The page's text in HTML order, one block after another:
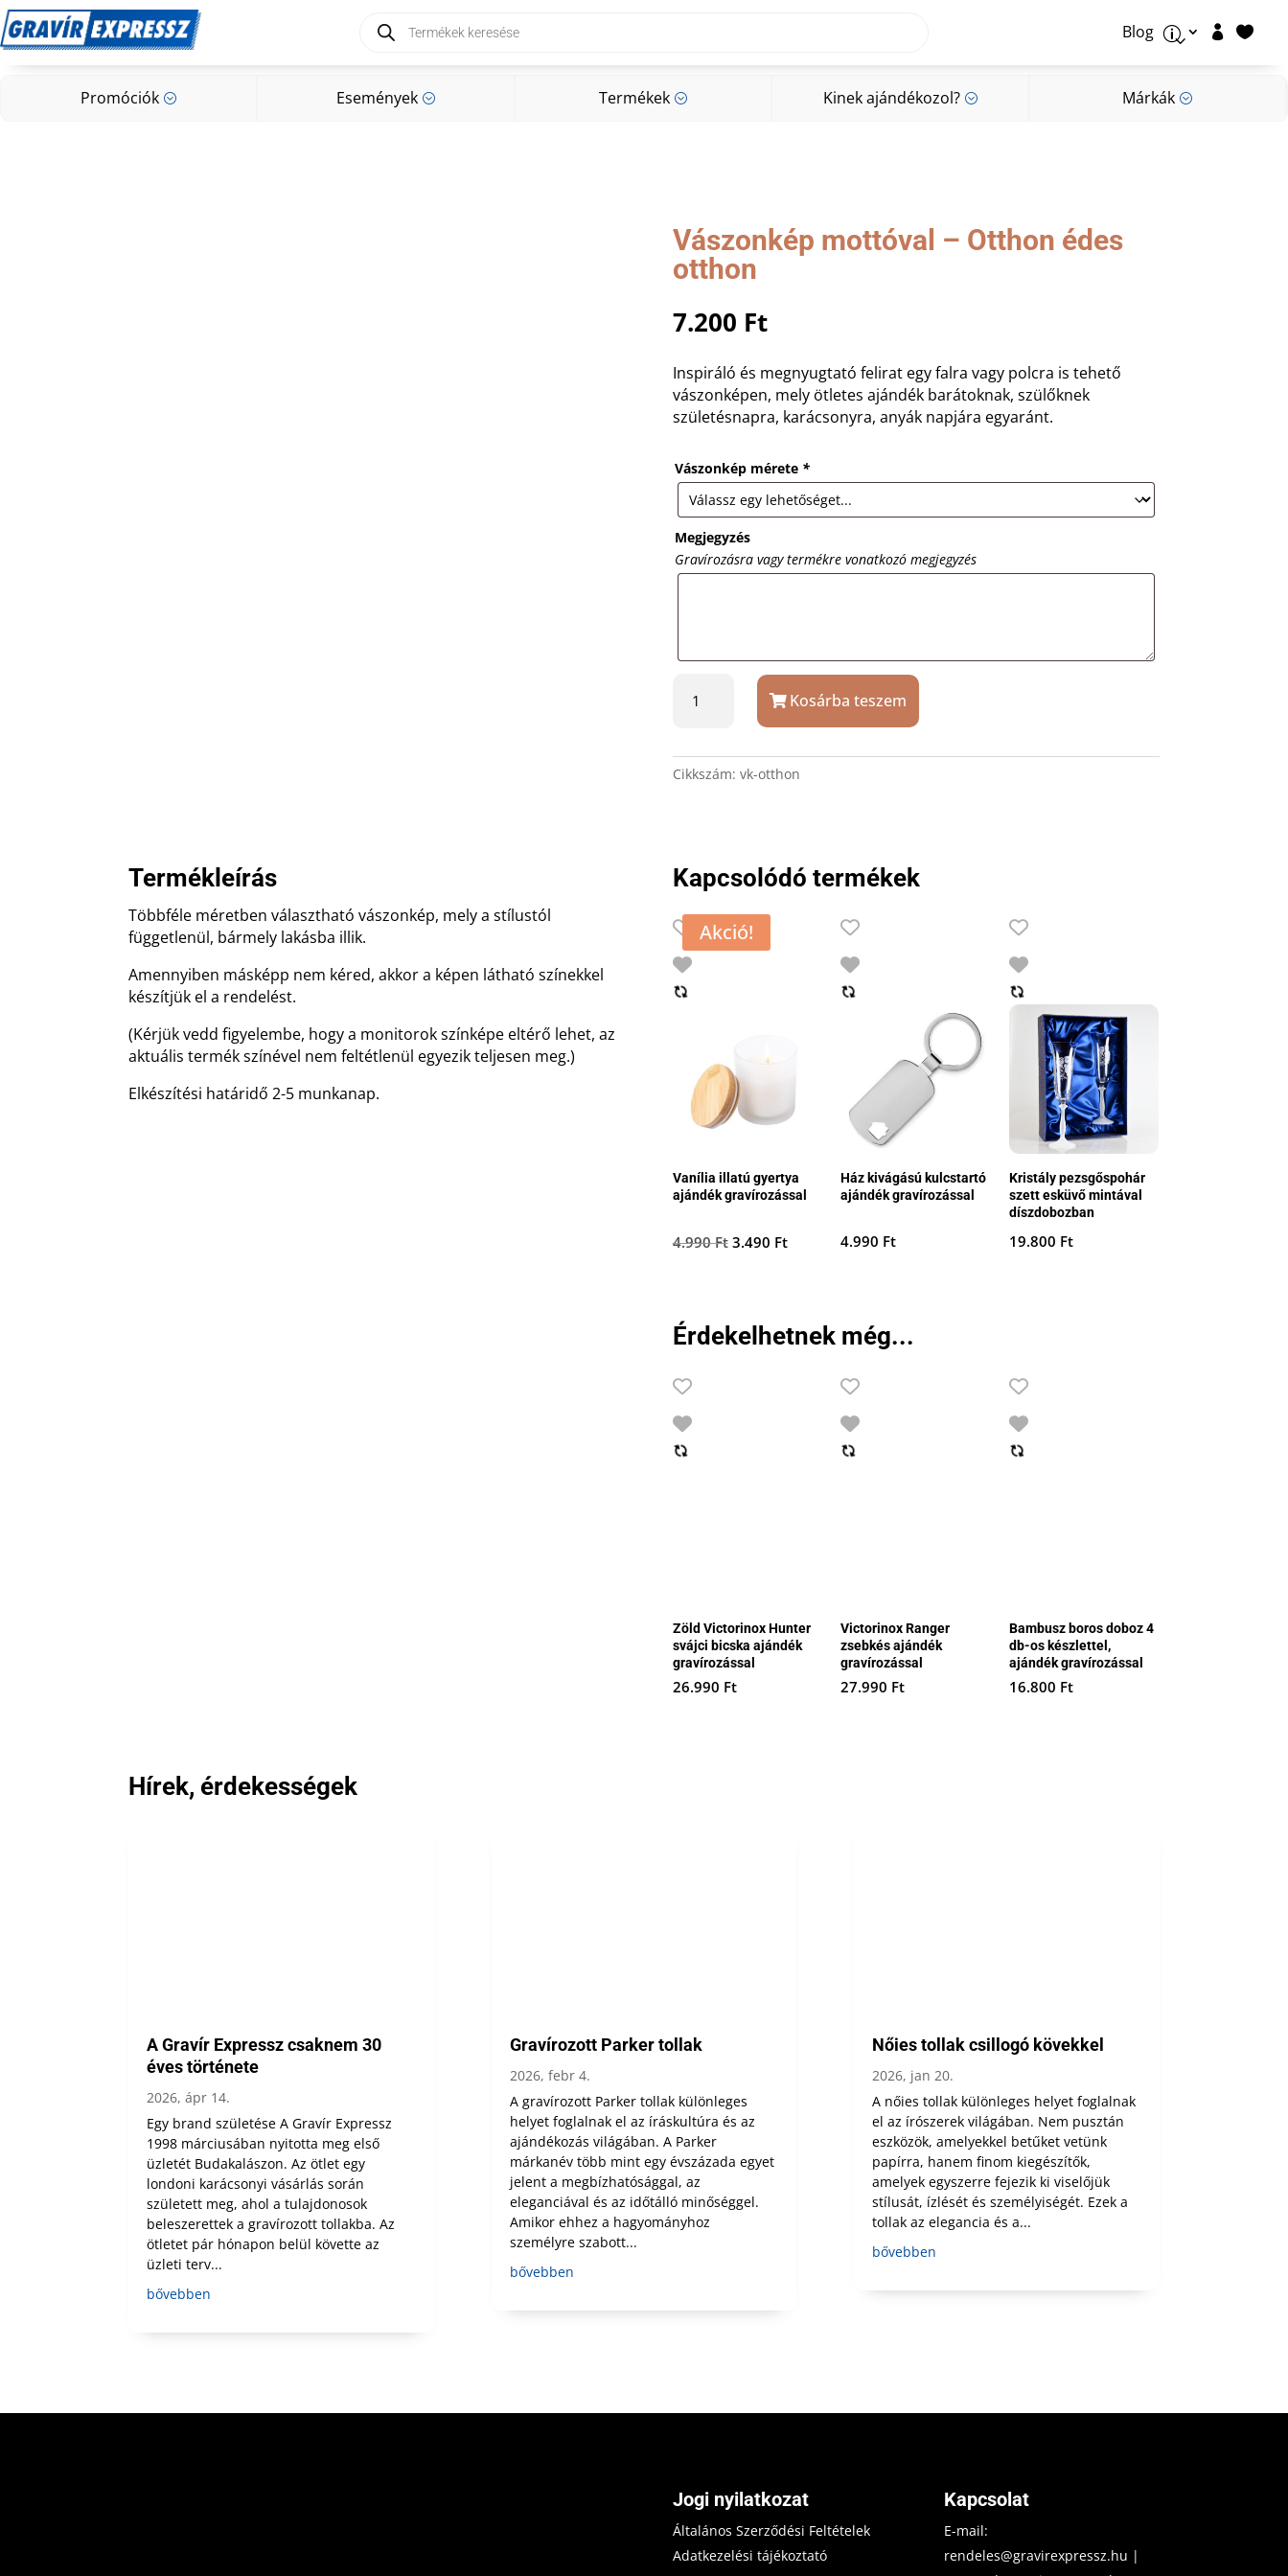
search Blog p  
Promóciók ; Események ; Termékek ; Kinek ajándékozol? ; Márkák ;
Promóciók; Események Márkák;
Vászonkép mottóval – Otthon édes
otthon
7.200 Ft
Inspiráló és megnyugtató felirat egy falra vagy polcra is tehető
vászonképen, mely ötletes ajándék barátoknak, szülőknek
születésnapra, karácsonyra, anyák napjára egyaránt.
Vászonkép mérete *
Megjegyzés
Gravírozásra vagy termékre vonatkozó megjegyzés
mottóval
édes
Kosárba teszem
Cikkszám: vk-otthon
Termékleírás
Többféle méretben választható vászonkép, mely a stílustól
függetlenül, bármely lakásba illik.
Amennyiben másképp nem kéred, akkor a képen látható színekkel
készítjük el a rendelést.
(Kérjük vedd figyelembe, hogy a monitorok színképe eltérő lehet, az
aktuális termék színével nem feltétlenül egyezik teljesen meg.)
Elkészítési határidő 2-5 munkanap.
Kapcsolódó termékek
Akció!
Vanília illatú gyertya
ajándék gravírozással
4.990Ft Original
3.490 FtCurrent
Ház kivágású kulcstartó
ajándék gravírozással
4.990 Ft
Kristály pezsgőspohár
szett esküvő mintával
díszdobozban
19.800 Ft
Érdekelhetnek még...
Zöld Victorinox Hunter
svájci bicska ajándék
gravírozással
26.990 Ft
Victorinox Ranger
zsebkés ajándék
gravírozással
27.990 Ft
Bambusz boros doboz 4
db-os készlettel,
ajándék gravírozással
16.800 Ft
Hírek, érdekességek
A Gravír Expressz csaknem 30
éves története
2026, ápr 14.
Egy brand születése A Gravír Expressz
1998 márciusában nyitotta meg első
üzletét Budakalászon. Az ötlet egy
londoni karácsonyi vásárlás során
született meg, ahol a tulajdonosok
beleszerettek a gravírozott tollakba. Az
ötletet pár hónapon belül követte az
üzleti terv...
bővebben
Gravírozott Parker tollak
2026, febr 4.
A gravírozott Parker tollak különleges
helyet foglalnak el az íráskultúra és az
ajándékozás világában. A Parker
márkanév több mint egy évszázada egyet
jelent a megbízhatósággal, az
eleganciával és az időtálló minőséggel.
Amikor ehhez a hagyományhoz
személyre szabott...
bővebben
Nőies tollak csillogó kövekkel
2026, jan 20.
A nőies tollak különleges helyet foglalnak
el az írószerek világában. Nem pusztán
eszközök, amelyekkel betűket vetünk
papírra, hanem finom kiegészítők,
amelyek egyszerre fejezik ki viselőjük
stílusát, ízlését és személyiségét. Ezek a
tollak az elegancia és a...
bővebben
Jogi nyilatkozat
Általános Szerződési Feltételek
Adatkezelési tájékoztató
Kapcsolat
E-mail:
rendeles@gravirexpressz.hu |